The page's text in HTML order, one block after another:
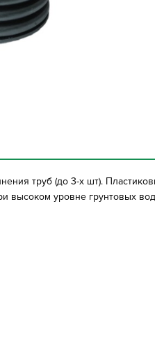
труб (до 3-х шт).
высоком уровне грунтовых